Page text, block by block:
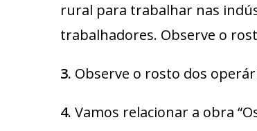
rural para trabalhar nas
trabalhadores. Observe o
3. Observe o rosto dos
4. Vamos relacionar a obra